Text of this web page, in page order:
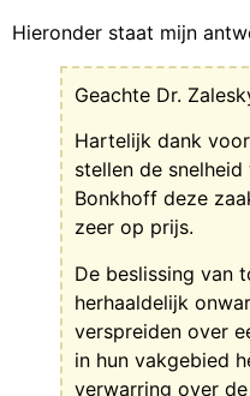
Hieronder staat mijn
Geachte Dr.
Hartelijk dank
stellen de snelheid
Bonkhoff deze
zeer op prijs.
De beslissing van
herhaaldelijk
verspreiden over
in hun vakgebied
verwarring over